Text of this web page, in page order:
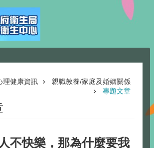
理健康資訊
親職教養/家庭及婚姻關係
專題文章
不快樂，那為什麼要我